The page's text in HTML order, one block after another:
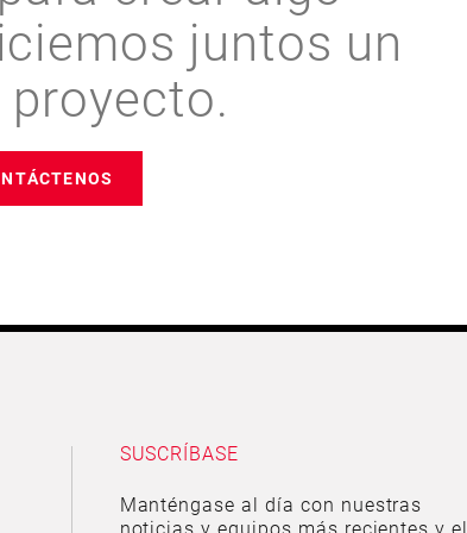
juntos un
proyecto.
SUSCRÍBASE
Manténgase al día con nuestras